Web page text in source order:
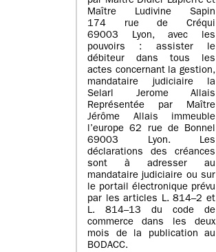
Maître Ludivine Sapin
174 rue de Créqui
69003 Lyon, avec les
pouvoirs : assister le
débiteur dans tous les
actes concernant la gestion,
mandataire judiciaire la
Selarl Jerome Allais
Représentée par Maître
Jérôme Allais immeuble
l’europe 62 rue de Bonnel
69003 Lyon. Les
déclarations des créances
sont à adresser au
mandataire judiciaire ou sur
le portail électronique prévu
par les articles L. 814–2 et
L. 814–13 du code de
commerce dans les deux
mois de la publication au
BODACC.